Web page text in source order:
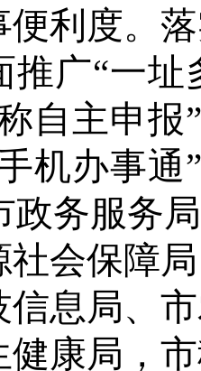
利 度。
推广“一址
自主申报
机办事通
政务服务局
会保障局
信息局、
健康局 ，